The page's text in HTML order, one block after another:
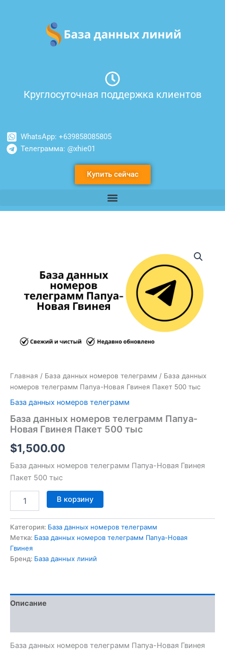
содержимому
Круглосуточная поддержка клиентов
WhatsApp: +639858085805
Телеграмма: @xhie01
Купить сейчас
Главная / База данных номеров телеграмм / База данных
номеров телеграмм Папуа-Новая Гвинея Пакет 500 тыс
База данных номеров телеграмм
База данных номеров телеграмм Папуа-
Новая Гвинея Пакет 500 тыс
$1,500.00
База данных номеров телеграмм Папуа-Новая Гвинея
Пакет 500 тыс
телеграмм
500
В корзину
Категория: База данных номеров телеграмм
Метка: База данных номеров телеграмм Папуа-Новая
Гвинея
Бренд: База данных линий
Описание
База данных номеров телеграмм Папуа-Новая Гвинея